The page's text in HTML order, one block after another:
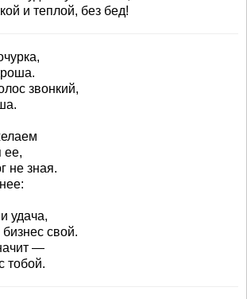
и теплой, без бед!
звонкий,
ее,
не зная.
удача,
свой.
—
тобой.